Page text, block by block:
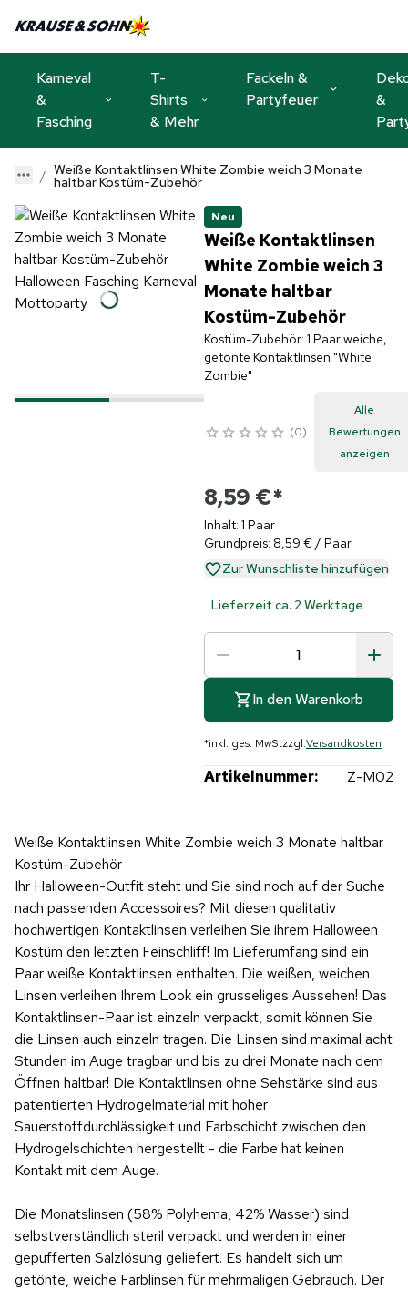
Karneval
&
Fasching
T-
Shirts
& Mehr
Fackeln &
Partyfeuer
&
Weiße Kontaktlinsen White Zombie weich 3 Monate
haltbar Kostüm-Zubehör
Neu
Weiße Kontaktlinsen
White Zombie weich 3
Monate haltbar
Kostüm-Zubehör
Kostüm-Zubehör: 1 Paar weiche,
getönte Kontaktlinsen "White
Zombie"
0
Alle
Bewertungen
anzeigen
8,59 €*
Inhalt: 1 Paar
Grundpreis: 8,59 € / Paar
Zur Wunschliste hinzufügen
Lieferzeit ca. 2 Werktage
In den Warenkorb
*inkl. ges. MwStzzgl.Versandkosten
Artikelnummer: Z-M02
Weiße Kontaktlinsen White Zombie weich 3 Monate haltbar
Kostüm-Zubehör
Ihr Halloween-Outfit steht und Sie sind noch auf der Suche
nach passenden Accessoires? Mit diesen qualitativ
hochwertigen Kontaktlinsen verleihen Sie ihrem Halloween
Kostüm den letzten Feinschliff! Im Lieferumfang sind ein
Paar weiße Kontaktlinsen enthalten. Die weißen, weichen
Linsen verleihen Ihrem Look ein grusseliges Aussehen! Das
Kontaktlinsen-Paar ist einzeln verpackt, somit können Sie
die Linsen auch einzeln tragen. Die Linsen sind maximal acht
Stunden im Auge tragbar und bis zu drei Monate nach dem
Öffnen haltbar! Die Kontaktlinsen ohne Sehstärke sind aus
patentierten Hydrogelmaterial mit hoher
Sauerstoffdurchlässigkeit und Farbschicht zwischen den
Hydrogelschichten hergestellt - die Farbe hat keinen
Kontakt mit dem Auge.
Die Monatslinsen (58% Polyhema, 42% Wasser) sind
selbstverständlich steril verpackt und werden in einer
gepufferten Salzlösung geliefert. Es handelt sich um
getönte, weiche Farblinsen für mehrmaligen Gebrauch. Der